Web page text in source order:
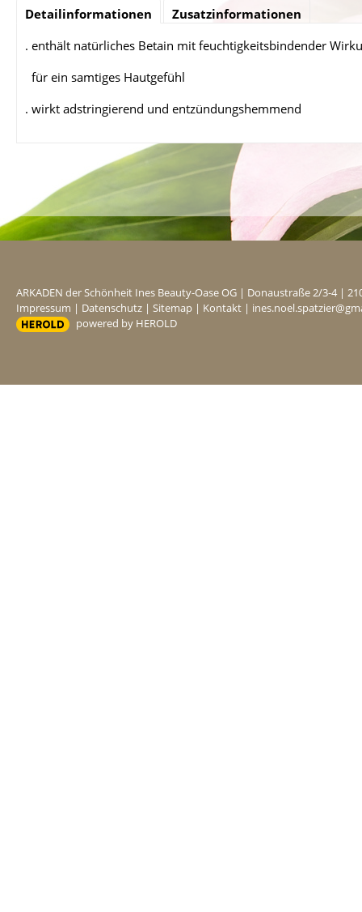
Detailinformationen
Zusatzinformationen
. enthält natürliches Betain mit feuchtigkeitsbindender
für ein samtiges Hautgefühl
. wirkt adstringierend und entzündungshemmend
ARKADEN der Schönheit Ines Beauty-Oase OG | Donaustraße 2/3-4 |
Impressum | Datenschutz | Sitemap | Kontakt |
powered by HEROLD